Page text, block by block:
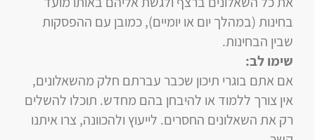
בחינות (במהלך יום או יומיים), כמובן עם ההפסקות
שבין הבחינות.
שימו לב:
אם אתם בוגרי תיכון שכבר עברתם חלק מהשאלונים,
אין צורך ללמוד או להיבחן בהם מחדש. תוכלו להשלים
רק את השאלונים החסרים. לייעוץ ולהכוונה, צרו איתנו